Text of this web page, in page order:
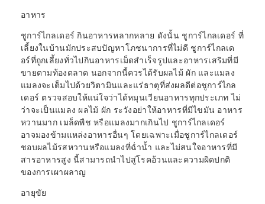
อาหาร
ชูการ์ไกลเดอร์ กินอาหารหลากหลาย ดังนั้น ชูการ์ไกลเดอร์ ที่
เลี้ยงในบ้านมักประสบปัญหาโภชนาการที่ไม่ดี ชูการ์ไกลเด
อร์ที่ถูกเลี้ยงทั่วไปกินอาหารเม็ดสำเร็จรูปและอาหารเสริมที่มี
ขายตามท้องตลาด นอกจากนี้ควรได้รับผลไม้ ผัก และแมลง
แมลงจะเต็มไปด้วยวิตามินและแร่ธาตุที่ส่งผลดีต่อชูการ์ไกล
เดอร์ ตรวจสอบให้แน่ใจว่าได้หมุนเวียนอาหารทุกประเภท ไม่
ว่าจะเป็นแมลง ผลไม้ ผัก ระวังอย่าให้อาหารที่มีไขมัน อาหาร
หวานมาก เมล็ดพืช หรือแมลงมากเกินไป ชูการ์ไกลเดอร์
อาจมองข้ามแหล่งอาหารอื่นๆ โดยเฉพาะเมื่อชูการ์ไกลเดอร์
ชอบผลไม้รสหวานหรือแมลงที่ฉ่ำน้ำ และไม่สนใจอาหารที่มี
สารอาหารสูง นี้สามารถนำไปสู่โรคอ้วนและความผิดปกติ
ของการเผาผลาญ
อายุขัย